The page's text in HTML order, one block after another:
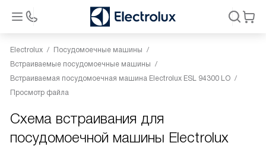
Electrolux
Посудомоечные машины
Встраиваемые посудомоечные машины
Встраиваемая посудомоечная машина Electrolux ESL 94300 LO
Просмотр файла
Схема встраивания для
посудомоечной машины Electrolux